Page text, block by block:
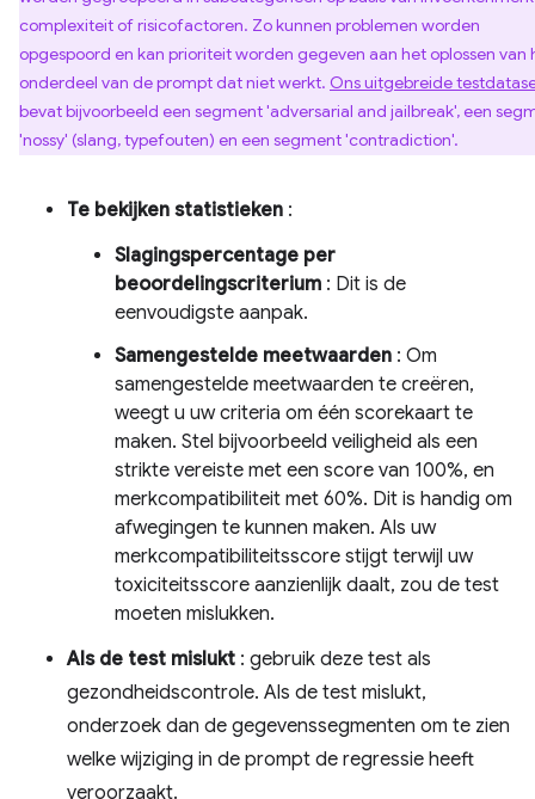
complexiteit of risicofactoren. Zo kunnen problemen worden
opgespoord en kan prioriteit worden gegeven aan het oplossen van
onderdeel van de prompt dat niet werkt. Ons uitgebreide
bevat bijvoorbeeld een segment 'adversarial and jailbreak', een
'nossy' (slang, typefouten) en een segment 'contradiction'.
Te bekijken statistieken :
Slagingspercentage per
beoordelingscriterium : Dit is de
eenvoudigste aanpak.
Samengestelde meetwaarden : Om
samengestelde meetwaarden te creëren,
weegt u uw criteria om één scorekaart te
maken. Stel bijvoorbeeld veiligheid als een
strikte vereiste met een score van 100%, en
merkcompatibiliteit met 60%. Dit is handig om
afwegingen te kunnen maken. Als uw
merkcompatibiliteitsscore stijgt terwijl uw
toxiciteitsscore aanzienlijk daalt, zou de test
moeten mislukken.
Als de test mislukt : gebruik deze test als
gezondheidscontrole. Als de test mislukt,
onderzoek dan de gegevenssegmenten om te zien
welke wijziging in de prompt de regressie heeft
veroorzaakt.